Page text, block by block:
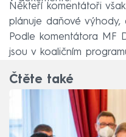
Někteří komentátoři
plánuje daňové výhody,
Podle komentátora MF
jsou v koaličním
Čtěte také